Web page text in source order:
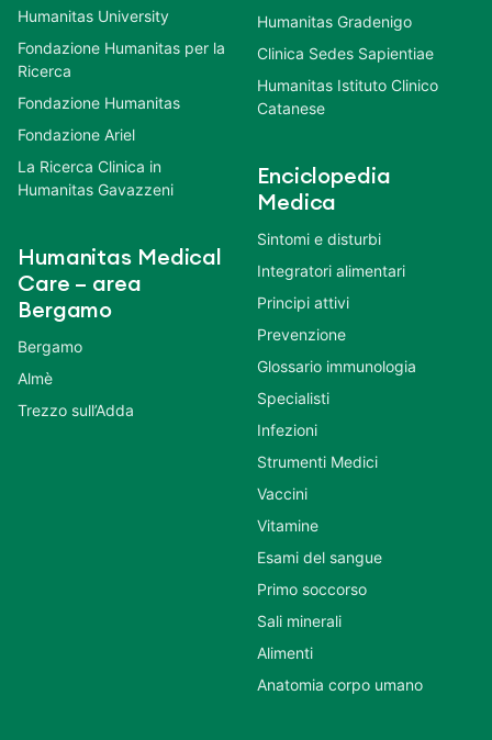
Humanitas University
Fondazione Humanitas per la
Ricerca
Fondazione Humanitas
Fondazione Ariel
La Ricerca Clinica in
Humanitas Gavazzeni
Humanitas Medical
Care – area
Bergamo
Bergamo
Almè
Trezzo sull’Adda
Humanitas Gradenigo
Clinica Sedes Sapientiae
Humanitas Istituto Clinico
Catanese
Enciclopedia
Medica
Sintomi e disturbi
Integratori alimentari
Principi attivi
Prevenzione
Glossario immunologia
Specialisti
Infezioni
Strumenti Medici
Vaccini
Vitamine
Esami del sangue
Primo soccorso
Sali minerali
Alimenti
Anatomia corpo umano